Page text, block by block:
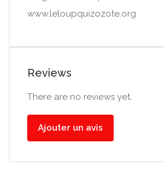
www.leloupquizozote.org
Reviews
There are no reviews yet.
Ajouter un avis